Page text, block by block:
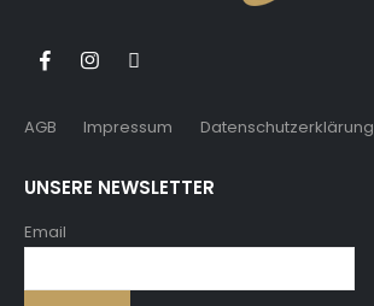
AGB Impressum Datenschutzerklärung
UNSERE NEWSLETTER
Email